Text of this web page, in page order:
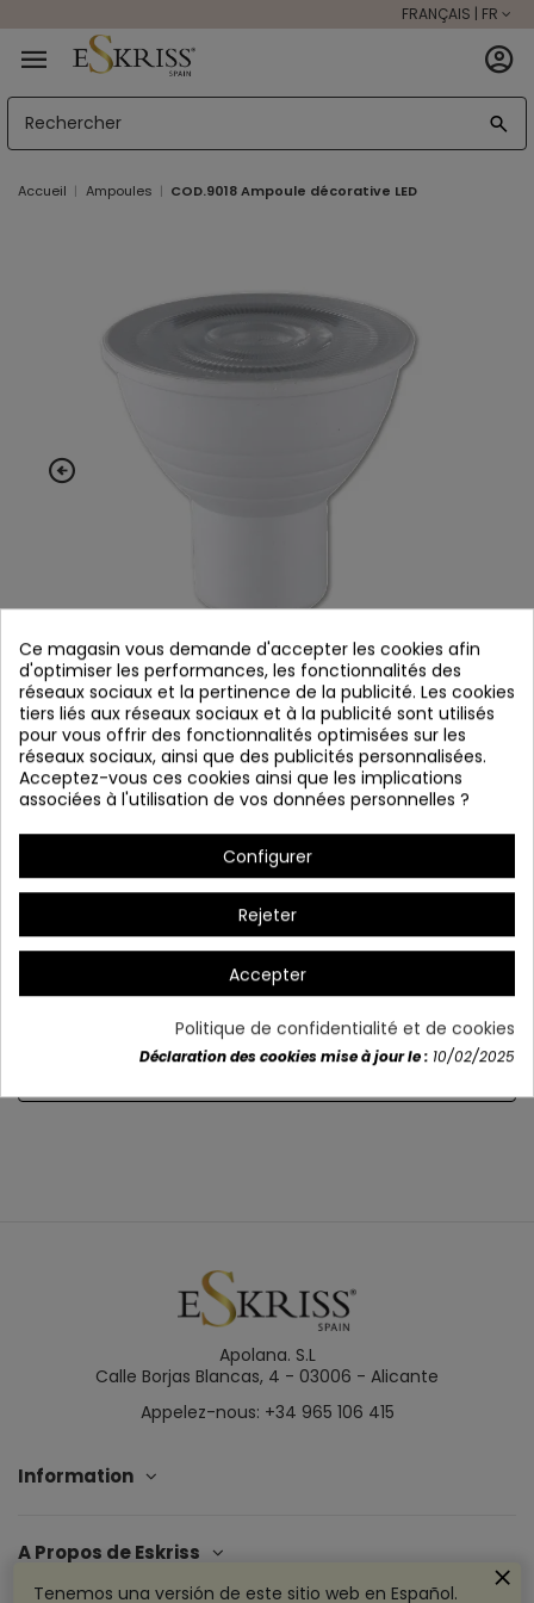
FRANÇAIS | FR
Accueil Ampoules COD.9018 Ampoule décorative LED
COD.9018 Ampoule décorative LED
Apolana. S.L
Calle Borjas Blancas, 4 - 03006 - Alicante
Appelez-nous: +34 965 106 415
Information
A Propos de Eskriss
Ce magasin vous demande d'accepter les cookies afin
d'optimiser les performances, les fonctionnalités des
réseaux sociaux et la pertinence de la publicité. Les cookies
tiers liés aux réseaux sociaux et à la publicité sont utilisés
pour vous offrir des fonctionnalités optimisées sur les
réseaux sociaux, ainsi que des publicités personnalisées.
Acceptez-vous ces cookies ainsi que les implications
associées à l'utilisation de vos données personnelles ?
Configurer
Rejeter
Accepter
Politique de confidentialité et de cookies
Déclaration des cookies mise à jour le : 10/02/2025
Tenemos una versión de este sitio web en Español.